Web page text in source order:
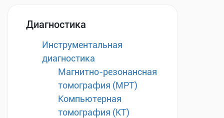
Диагностика
Инструментальная
диагностика
Магнитно-резонансная
томография (МРТ)
Компьютерная
томография (КТ)